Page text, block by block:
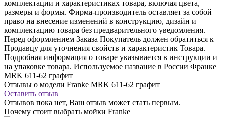
комплектации и характеристиках товара, включая цвета,
размеры и формы. Фирма-производитель оставляет за собой
право на внесение изменений в конструкцию, дизайн и
комплектацию товара без предварительного уведомления.
Перед оформлением Заказа Покупатель должен обратиться к
Продавцу для уточнения свойств и характеристик Товара.
Подробная информация о товаре указывается в инструкции и
на упаковке товара. Используемое название в России Франке
MRK 611-62 графит
Отзывы о модели Franke MRK 611-62 графит
Оставить отзыв
Отзывов пока нет, Ваш отзыв может стать первым.
Почему стоит выбрать мойки Franke